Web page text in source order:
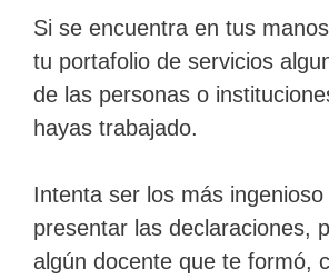
Si se encuentra en tus
tu portafolio de servicios
de las personas o
hayas trabajado.
Intenta ser los más
presentar las declaraciones,
algún docente que te formó,